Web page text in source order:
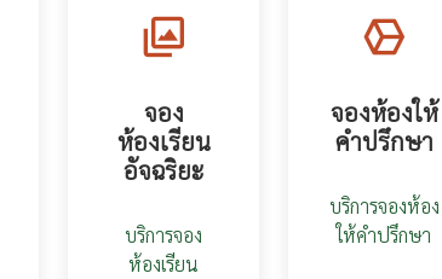
จอง
ห้องเรียน
อัจฉริยะ
บริการจอง
ห้องเรียน
จองห้องให้
คำปรึกษา
บริการจองห้อง
ให้คำปรึกษา